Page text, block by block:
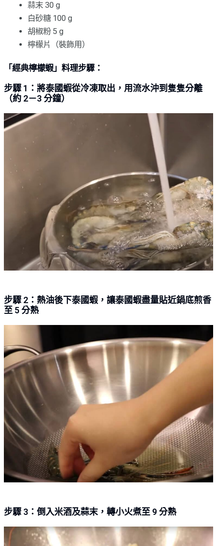
蒜末 30 g
白砂糖 100 g
胡椒粉 5 g
檸檬片（裝飾用）
「經典檸檬蝦」料理步驟：
步驟 1：將泰國蝦從冷凍取出，用流水沖到隻隻分離
（約 2－3 分鐘）
步驟 2：熱油後下泰國蝦，讓泰國蝦盡量貼近鍋底煎香
至 5 分熟
步驟 3：倒入米酒及蒜末，轉小火煮至 9 分熟